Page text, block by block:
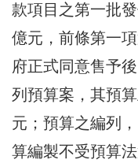
款項目之第一批
億元，前條第一
府正式同意售予
列預算案，其預
元；預算之編列
算編製不受預算